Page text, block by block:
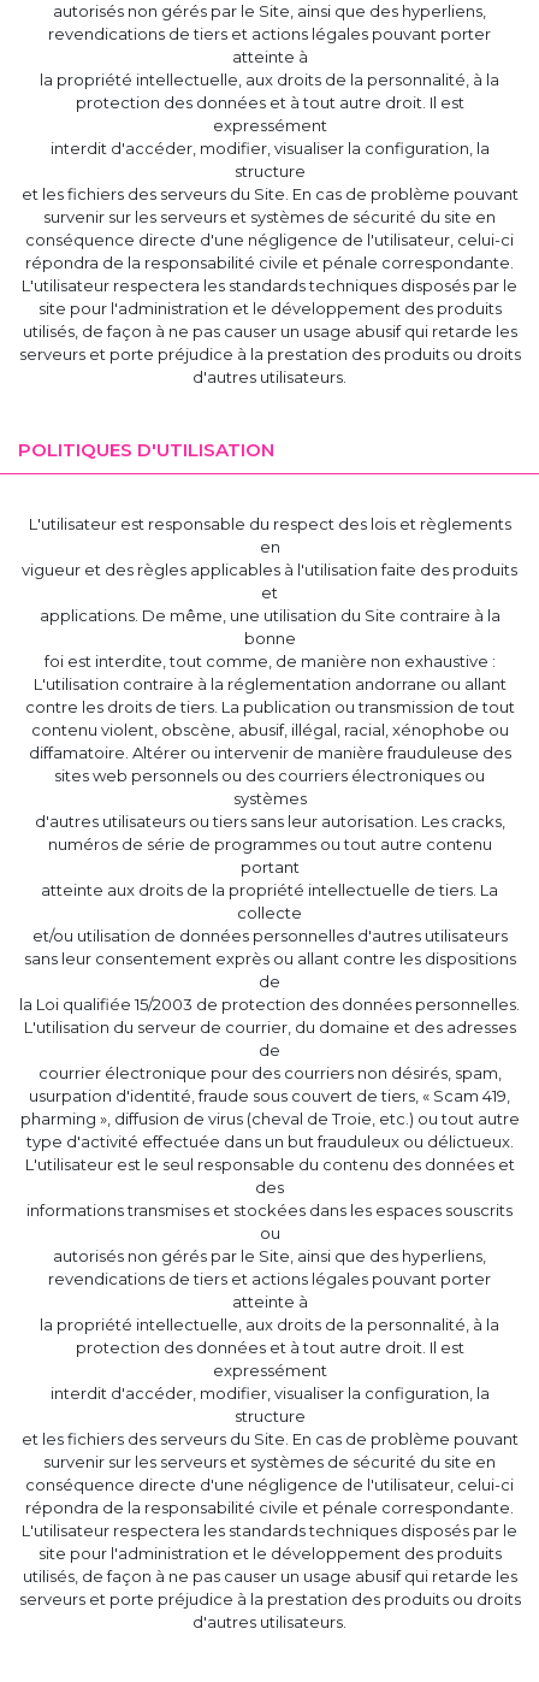
autorisés non gérés par le Site, ainsi que des hyperliens,
revendications de tiers et actions légales pouvant porter
atteinte à
la propriété intellectuelle, aux droits de la personnalité, à la
protection des données et à tout autre droit. Il est
expressément
interdit d'accéder, modifier, visualiser la configuration, la
structure
et les fichiers des serveurs du Site. En cas de problème pouvant
survenir sur les serveurs et systèmes de sécurité du site en
conséquence directe d'une négligence de l'utilisateur, celui-ci
répondra de la responsabilité civile et pénale correspondante.
L'utilisateur respectera les standards techniques disposés par le
site pour l'administration et le développement des produits
utilisés, de façon à ne pas causer un usage abusif qui retarde les
serveurs et porte préjudice à la prestation des produits ou droits
d'autres utilisateurs.
POLITIQUES D'UTILISATION
L'utilisateur est responsable du respect des lois et règlements
en
vigueur et des règles applicables à l'utilisation faite des produits
et
applications. De même, une utilisation du Site contraire à la
bonne
foi est interdite, tout comme, de manière non exhaustive :
L'utilisation contraire à la réglementation andorrane ou allant
contre les droits de tiers. La publication ou transmission de tout
contenu violent, obscène, abusif, illégal, racial, xénophobe ou
diffamatoire. Altérer ou intervenir de manière frauduleuse des
sites web personnels ou des courriers électroniques ou
systèmes
d'autres utilisateurs ou tiers sans leur autorisation. Les cracks,
numéros de série de programmes ou tout autre contenu
portant
atteinte aux droits de la propriété intellectuelle de tiers. La
collecte
et/ou utilisation de données personnelles d'autres utilisateurs
sans leur consentement exprès ou allant contre les dispositions
de
la Loi qualifiée 15/2003 de protection des données personnelles.
L'utilisation du serveur de courrier, du domaine et des adresses
de
courrier électronique pour des courriers non désirés, spam,
usurpation d'identité, fraude sous couvert de tiers, « Scam 419,
pharming », diffusion de virus (cheval de Troie, etc.) ou tout autre
type d'activité effectuée dans un but frauduleux ou délictueux.
L'utilisateur est le seul responsable du contenu des données et
des
informations transmises et stockées dans les espaces souscrits
ou
autorisés non gérés par le Site, ainsi que des hyperliens,
revendications de tiers et actions légales pouvant porter
atteinte à
la propriété intellectuelle, aux droits de la personnalité, à la
protection des données et à tout autre droit. Il est
expressément
interdit d'accéder, modifier, visualiser la configuration, la
structure
et les fichiers des serveurs du Site. En cas de problème pouvant
survenir sur les serveurs et systèmes de sécurité du site en
conséquence directe d'une négligence de l'utilisateur, celui-ci
répondra de la responsabilité civile et pénale correspondante.
L'utilisateur respectera les standards techniques disposés par le
site pour l'administration et le développement des produits
utilisés, de façon à ne pas causer un usage abusif qui retarde les
serveurs et porte préjudice à la prestation des produits ou droits
d'autres utilisateurs.